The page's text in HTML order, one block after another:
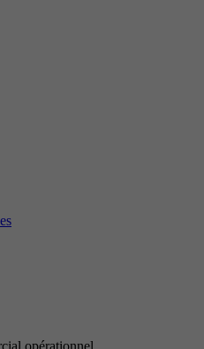
opérationnel